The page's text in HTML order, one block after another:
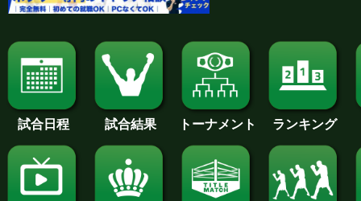
試合日程 試合結果 トーナメント ランキング